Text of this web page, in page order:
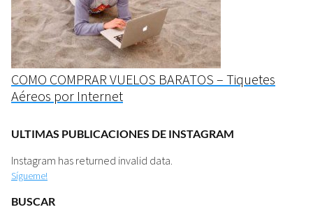
COMO COMPRAR VUELOS BARATOS – Tiquetes
Aéreos por Internet
ULTIMAS PUBLICACIONES DE INSTAGRAM
Instagram has returned invalid data.
Sígueme!
BUSCAR